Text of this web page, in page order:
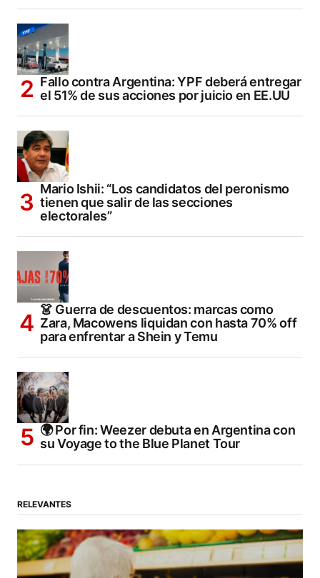
Fallo contra Argentina: YPF deberá entregar
el 51% de sus acciones por juicio en EE.UU
Mario Ishii: “Los candidatos del peronismo
tienen que salir de las secciones
electorales”
👗 Guerra de descuentos: marcas como
Zara, Macowens liquidan con hasta 70% off
para enfrentar a Shein y Temu
🌍 Por fin: Weezer debuta en Argentina con
su Voyage to the Blue Planet Tour
RELEVANTES